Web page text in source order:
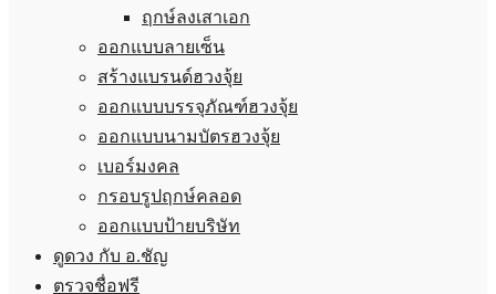
ฤกษ์ลงเสาเอก
ออกแบบลายเซ็น
สร้างแบรนด์ฮวงจุ้ย
ออกแบบบรรจุภัณฑ์ฮวงจุ้ย
ออกแบบนามบัตรฮวงจุ้ย
เบอร์มงคล
กรอบรูปฤกษ์คลอด
ออกแบบป้ายบริษัท
ดูดวง กับ อ.ชัญ
ตรวจชื่อฟรี